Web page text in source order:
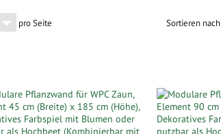
pro Seite Sortieren nach